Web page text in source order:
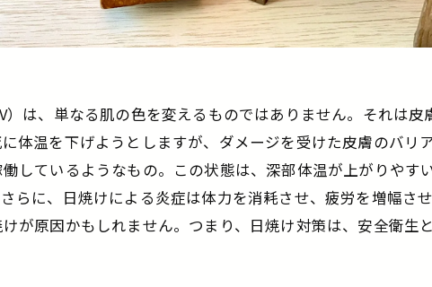
は、単なる肌の色を変えるものではありません。それは
体温を下げようとしますが、ダメージを受けた皮膚のバリ
しているようなもの。この状態は、深部体温が上がりや
らに、日焼けによる炎症は体力を消耗させ、疲労を増幅さ
が原因かもしれません。つまり、日焼け対策は、安全衛生